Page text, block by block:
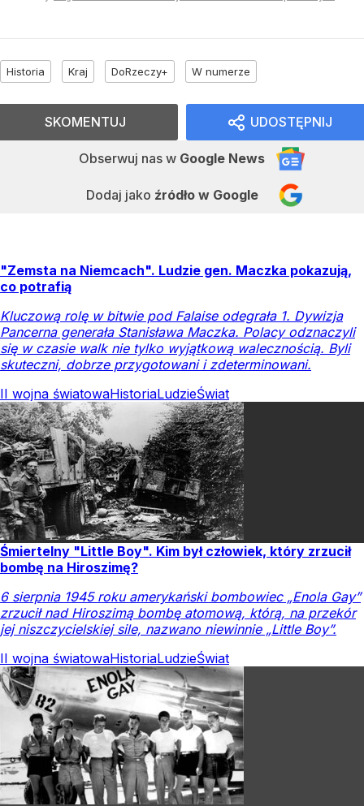
Historia Kraj DoRzeczy+ W numerze
UDOSTĘPNIJ
Obserwuj nas w Google News
Dodaj jako źródło w Google
SKOMENTUJ
"Zemsta na Niemcach". Ludzie gen. Maczka pokazują,
co potrafią
Kluczową rolę w bitwie pod Falaise odegrała 1. Dywizja
Pancerna generała Stanisława Maczka. Polacy odznaczyli
się w czasie walk nie tylko wyjątkową walecznością. Byli
skuteczni, dobrze przygotowani i zdeterminowani.
II wojna światowaHistoriaLudzieŚwiat
Śmiertelny "Little Boy". Kim był człowiek, który zrzucił
bombę na Hiroszimę?
6 sierpnia 1945 roku amerykański bombowiec „Enola Gay”
zrzucił nad Hiroszimą bombę atomową, którą, na przekór
jej niszczycielskiej sile, nazwano niewinnie „Little Boy”.
II wojna światowaHistoriaLudzieŚwiat